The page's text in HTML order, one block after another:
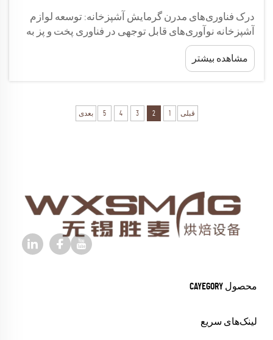
درک فناوری‌های مدرن گرمایش آشپزخانه: توسعه لوازم
آشپزخانه نوآوری‌های قابل توجهی در فناوری پخت و پز به
همراه داشته است، که در این زمینه اجاق‌های هوا داغ و
اجاق‌های کنوکشن پیشتاز هستند. این وسایل پیشرفته...
مشاهده بیشتر
قبلی 1
2
3
4
5 بعدی
محصول CAYEGORY
لینک‌های سریع